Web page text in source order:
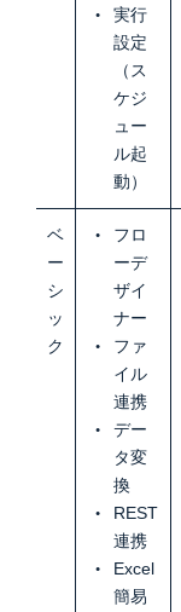
実行
設定
（ス
ケジ
ュー
ル起
動）
ベ
ー
シ
ッ
ク
フロ
ーデ
ザイ
ナー
ファ
イル
連携
デー
タ変
換
REST
連携
Excel
簡易